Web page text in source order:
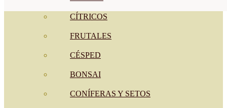
CÍTRICOS
FRUTALES
CÉSPED
BONSAI
CONÍFERAS Y SETOS